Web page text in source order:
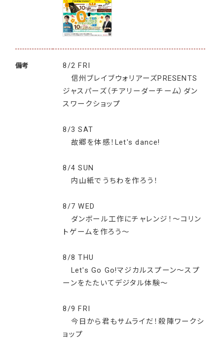
備考
8/2 FRI
信州ブレイブウォリアーズPRESENTS
ジャスパーズ（チアリーダーチーム）ダン
スワークショップ
8/3 SAT
故郷を体感！Let's dance!
8/4 SUN
内山紙でうちわを作ろう！
8/7 WED
ダンボール工作にチャレンジ！～コリン
トゲームを作ろう～
8/8 THU
Let's Go Go!マジカルスプーン～スプ
ーンをたたいてデジタル体験～
8/9 FRI
今日から君もサムライだ！殺陣ワークシ
ョップ